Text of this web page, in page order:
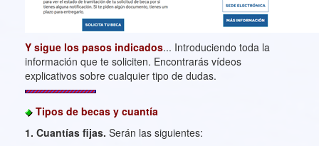
Y sigue los pasos indicados... Introduciendo toda la
información que te soliciten. Encontrarás vídeos
explicativos sobre cualquier tipo de dudas.
Tipos de becas y cuantía
1. Cuantías fijas. Serán las siguientes: